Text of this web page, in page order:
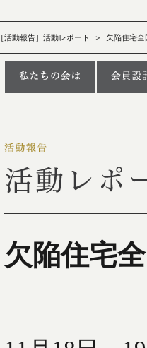
［活動報告］活動レポート ＞ 欠陥住宅
欠陥住宅